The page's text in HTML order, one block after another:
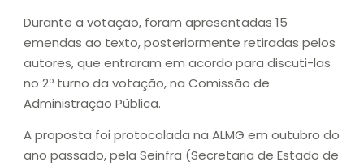
Durante a votação, foram apresentadas 15
emendas ao texto, posteriormente retiradas pelos
autores, que entraram em acordo para discuti-las
no 2º turno da votação, na Comissão de
Administração Pública.
A proposta foi protocolada na ALMG em outubro do
ano passado, pela Seinfra (Secretaria de Estado de